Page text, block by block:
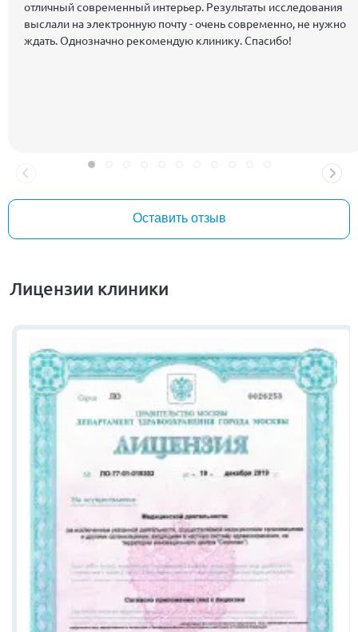
отличный современный интерьер. Результаты исследования
выслали на электронную почту - очень современно, не нужно
ждать. Однозначно рекомендую клинику. Спасибо!
Оставить отзыв
Лицензии клиники